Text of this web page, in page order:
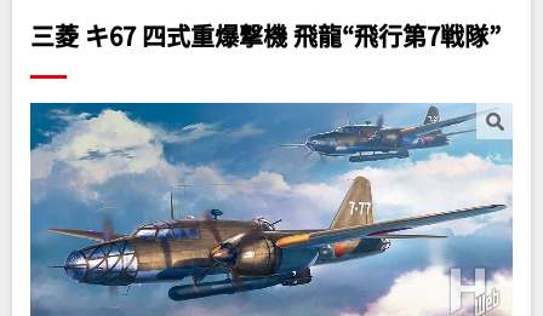
三菱 キ67 四式重爆撃機 飛龍“飛行第7戦隊”